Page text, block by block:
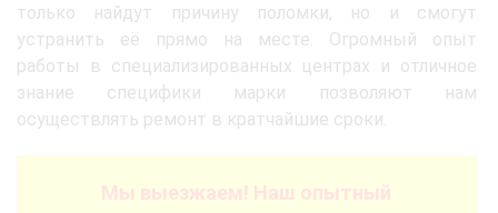
только найдут причину поломки, но и смогут
устранить её прямо на месте. Огромный опыт
работы в специализированных центрах и отличное
знание специфики марки позволяют нам
осуществлять ремонт в кратчайшие сроки.
Мы выезжаем! Наш опытный